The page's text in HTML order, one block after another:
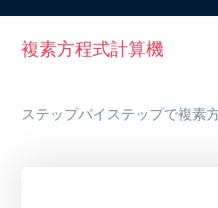
複素方程式計算機
ステップバイステップで複素